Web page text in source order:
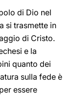
di Dio nel
si trasmette in
di Cristo.
e la
quanto dei
sulla fede è
essere